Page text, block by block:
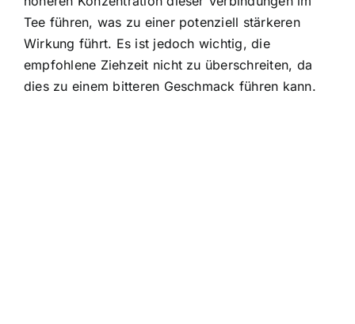
Tee führen, was zu einer potenziell stärkeren
Wirkung führt. Es ist jedoch wichtig, die
empfohlene Ziehzeit nicht zu überschreiten, da
dies zu einem bitteren Geschmack führen kann.